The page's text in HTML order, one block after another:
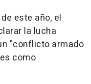
este año, el
la lucha
"conflicto armado
como